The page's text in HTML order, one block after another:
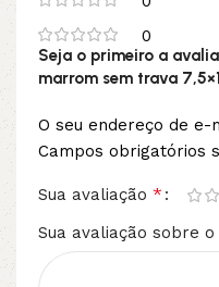
0
Seja o primeiro a
marrom sem trava
O seu endereço de e-
Campos obrigatórios
Sua avaliação *
Sua avaliação sobre